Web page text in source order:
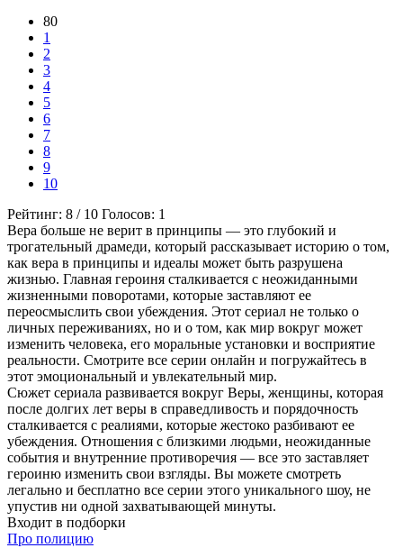
80
1
2
3
4
5
6
7
8
9
10
Рейтинг: 8 / 10 Голосов: 1
Вера больше не верит в принципы — это глубокий и
трогательный драмеди, который рассказывает историю о том,
как вера в принципы и идеалы может быть разрушена
жизнью. Главная героиня сталкивается с неожиданными
жизненными поворотами, которые заставляют ее
переосмыслить свои убеждения. Этот сериал не только о
личных переживаниях, но и о том, как мир вокруг может
изменить человека, его моральные установки и восприятие
реальности. Смотрите все серии онлайн и погружайтесь в
этот эмоциональный и увлекательный мир.
Сюжет сериала развивается вокруг Веры, женщины, которая
после долгих лет веры в справедливость и порядочность
сталкивается с реалиями, которые жестоко разбивают ее
убеждения. Отношения с близкими людьми, неожиданные
события и внутренние противоречия — все это заставляет
героиню изменить свои взгляды. Вы можете смотреть
легально и бесплатно все серии этого уникального шоу, не
упустив ни одной захватывающей минуты.
Входит в подборки
Про полицию